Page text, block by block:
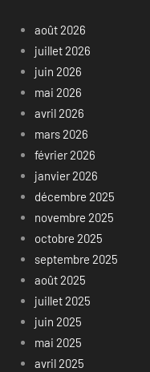
août 2026
juillet 2026
juin 2026
mai 2026
avril 2026
mars 2026
février 2026
janvier 2026
décembre 2025
novembre 2025
octobre 2025
septembre 2025
août 2025
juillet 2025
juin 2025
mai 2025
avril 2025